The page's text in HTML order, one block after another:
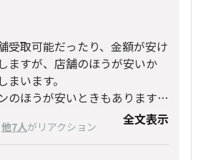
受取可能だったり、金額が安け
ますが、店舗のほうが安いか
います。
のほうが安いときもありますが
他7人がリアクション 全文表示